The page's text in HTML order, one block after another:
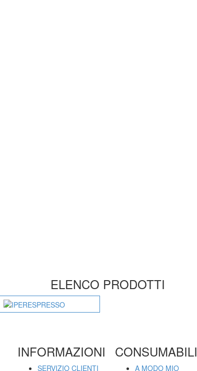
ELENCO PRODOTTI
INFORMAZIONI
SERVIZIO CLIENTI
CONSUMABILI
A MODO MIO